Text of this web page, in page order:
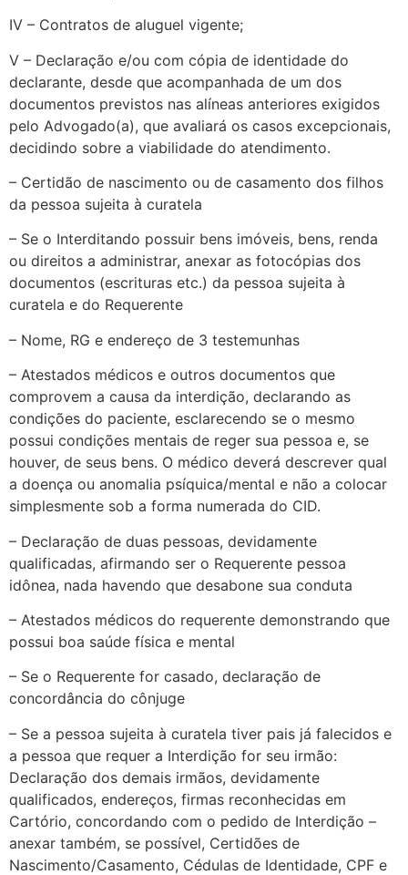
IV – Contratos de aluguel vigente;
V – Declaração e/ou com cópia de identidade do
declarante, desde que acompanhada de um dos
documentos previstos nas alíneas anteriores exigidos
pelo Advogado(a), que avaliará os casos excepcionais,
decidindo sobre a viabilidade do atendimento.
– Certidão de nascimento ou de casamento dos filhos
da pessoa sujeita à curatela
– Se o Interditando possuir bens imóveis, bens, renda
ou direitos a administrar, anexar as fotocópias dos
documentos (escrituras etc.) da pessoa sujeita à
curatela e do Requerente
– Nome, RG e endereço de 3 testemunhas
– Atestados médicos e outros documentos que
comprovem a causa da interdição, declarando as
condições do paciente, esclarecendo se o mesmo
possui condições mentais de reger sua pessoa e, se
houver, de seus bens. O médico deverá descrever qual
a doença ou anomalia psíquica/mental e não a colocar
simplesmente sob a forma numerada do CID.
– Declaração de duas pessoas, devidamente
qualificadas, afirmando ser o Requerente pessoa
idônea, nada havendo que desabone sua conduta
– Atestados médicos do requerente demonstrando que
possui boa saúde física e mental
– Se o Requerente for casado, declaração de
concordância do cônjuge
– Se a pessoa sujeita à curatela tiver pais já falecidos e
a pessoa que requer a Interdição for seu irmão:
Declaração dos demais irmãos, devidamente
qualificados, endereços, firmas reconhecidas em
Cartório, concordando com o pedido de Interdição –
anexar também, se possível, Certidões de
Nascimento/Casamento, Cédulas de Identidade, CPF e